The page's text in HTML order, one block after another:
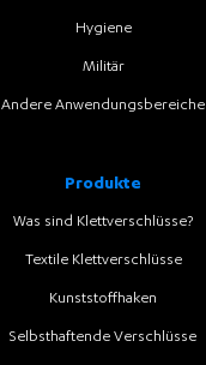
Hygiene
Militär
Andere Anwendungsbereiche
Produkte
Was sind Klettverschlüsse?
Textile Klettverschlüsse
Kunststoffhaken
Selbsthaftende Verschlüsse